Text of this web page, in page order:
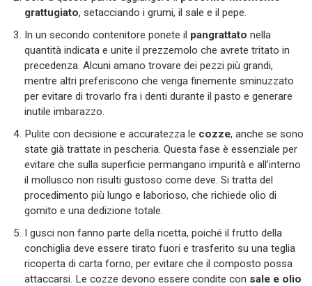
grattugiato, setacciando i grumi, il sale e il pepe.
In un secondo contenitore ponete il pangrattato nella
quantità indicata e unite il prezzemolo che avrete tritato in
precedenza. Alcuni amano trovare dei pezzi più grandi,
mentre altri preferiscono che venga finemente sminuzzato
per evitare di trovarlo fra i denti durante il pasto e generare
inutile imbarazzo.
Pulite con decisione e accuratezza le cozze, anche se sono
state già trattate in pescheria. Questa fase è essenziale per
evitare che sulla superficie permangano impurità e all’interno
il mollusco non risulti gustoso come deve. Si tratta del
procedimento più lungo e laborioso, che richiede olio di
gomito e una dedizione totale.
I gusci non fanno parte della ricetta, poiché il frutto della
conchiglia deve essere tirato fuori e trasferito su una teglia
ricoperta di carta forno, per evitare che il composto possa
attaccarsi. Le cozze devono essere condite con sale e olio